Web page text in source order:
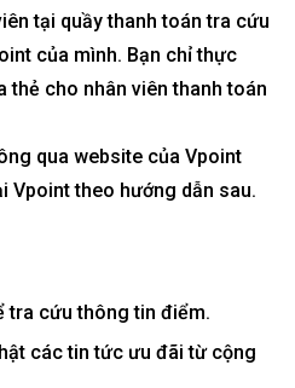
tại quầy thanh toán tra cứu
của mình. Bạn chỉ thực
thẻ cho nhân viên thanh toán
qua website của Vpoint
Vpoint theo hướng dẫn sau.
tra cứu thông tin điểm.
các tin tức ưu đãi từ cộng